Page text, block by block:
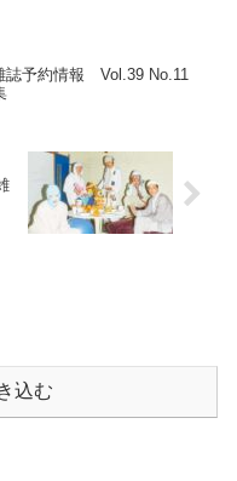
予約情報 Vol.39 No.11
込む